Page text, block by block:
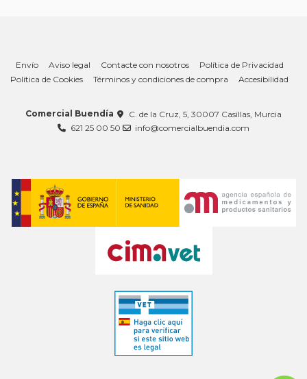
Envío Aviso legal Contacte con nosotros
Política de Privacidad
Política de Cookies
Términos y condiciones de compra Accesibilidad
Comercial Buendía
C. de la Cruz, 5, 30007 Casillas, Murcia
621 25 00 50
info@comercialbuendia.com